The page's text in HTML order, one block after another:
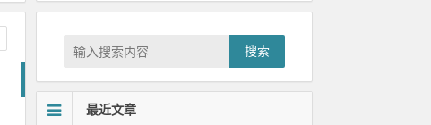
搜索
最近文章